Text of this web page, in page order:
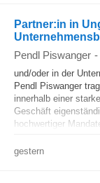
Partner:in in
Pendl Piswanger -
und/oder in der
Pendl Piswanger
innerhalb einer
Geschäft
hochwertiger
gestern